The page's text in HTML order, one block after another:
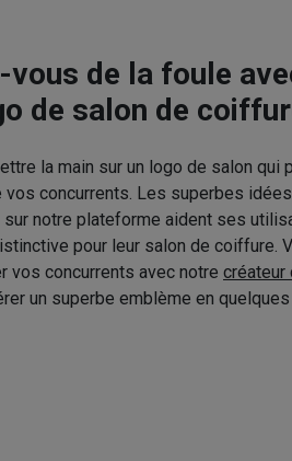
vous de la foule
de salon de
la main sur un logo de salon qui
vos concurrents. Les superbes
notre plateforme aident ses
pour leur salon de coiffure.
vos concurrents avec notre créateur
un superbe emblème en